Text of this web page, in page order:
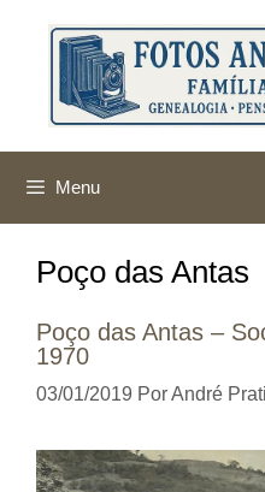
conteúdo
Menu
Poço das Antas
Poço das Antas –
1970
03/01/2019 PorAndré Prati